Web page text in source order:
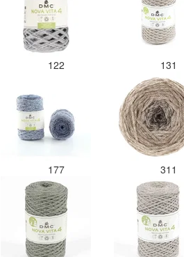
122 131
177 311